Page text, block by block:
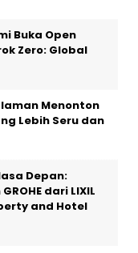
Buka Open
Zero: Global
Menonton
Lebih Seru dan
Depan:
dari LIXIL
and Hotel